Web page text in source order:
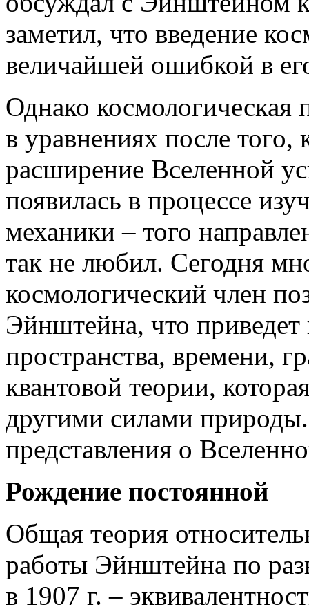
заметил, что введение
величайшей ошибкой в
Однако космологическая
в уравнениях после того,
расширение Вселенной
появилась в процессе
механики – того
так не любил. Сегодня
космологический член
Эйнштейна, что
пространства, времени,
квантовой теории,
другими силами
представления о
Рождение постоянной
Общая теория
работы Эйнштейна по
в 1907 г. –